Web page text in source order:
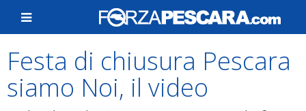
Festa di chiusura Pescara
siamo Noi, il video